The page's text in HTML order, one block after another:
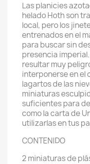
Las planicies
helado Hoth son
local, pero los
entrenados en el
para buscar sin
presencia
resultar muy
interponerse en el
lagartos de las
miniaturas
suficientes para
como la carta de
utilizarlas en tus
CONTENIDO
2 miniaturas de